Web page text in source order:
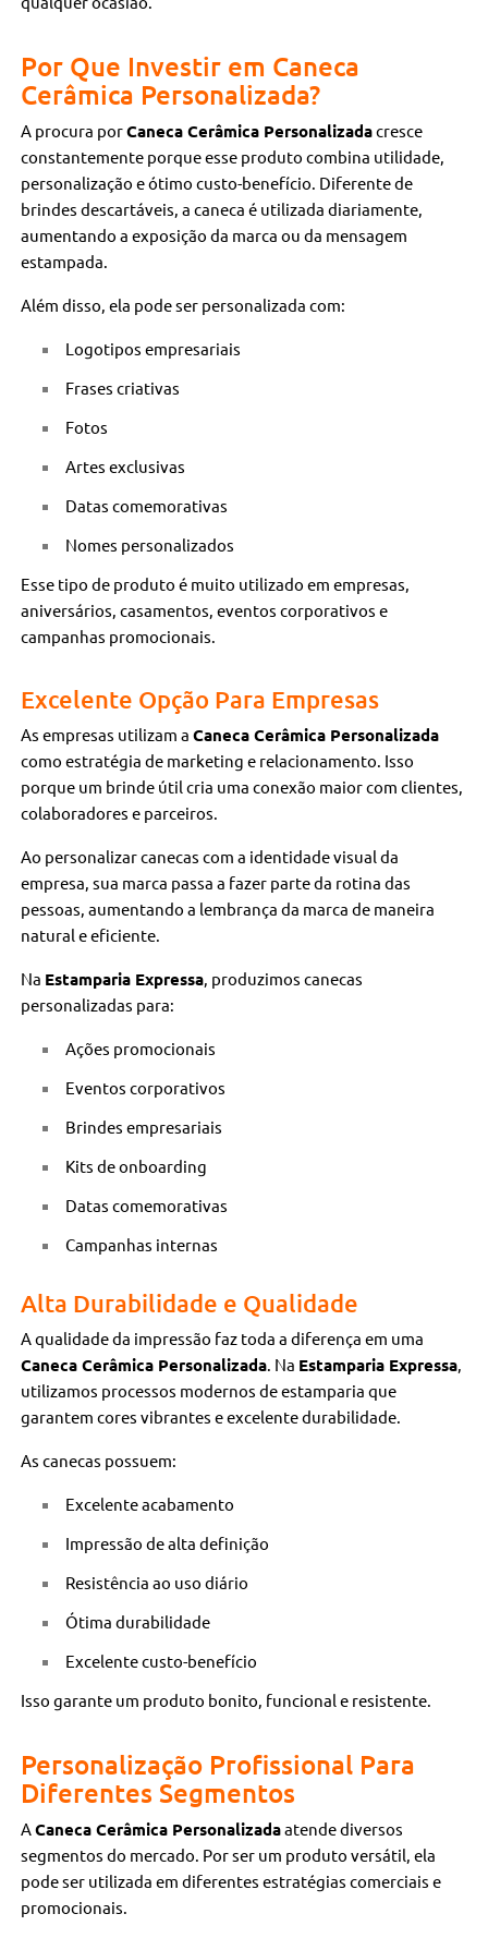
Por Que Investir em Caneca
Cerâmica Personalizada?
A procura porCaneca Cerâmica Personalizadacresce
constantemente porque esse produto combina utilidade,
personalização e ótimo custo-benefício. Diferente de
brindes descartáveis, a caneca é utilizada diariamente,
aumentando a exposição da marca ou da mensagem
estampada.
Além disso, ela pode ser personalizada com:
Logotipos empresariais
Frases criativas
Fotos
Artes exclusivas
Datas comemorativas
Nomes personalizados
Esse tipo de produto é muito utilizado em empresas,
aniversários, casamentos, eventos corporativos e
campanhas promocionais.
Excelente Opção Para Empresas
As empresas utilizam aCaneca Cerâmica Personalizada
como estratégia de marketing e relacionamento. Isso
porque um brinde útil cria uma conexão maior com clientes,
colaboradores e parceiros.
Ao personalizar canecas com a identidade visual da
empresa, sua marca passa a fazer parte da rotina das
pessoas, aumentando a lembrança da marca de maneira
natural e eficiente.
Na Estamparia Expressa, produzimos canecas
personalizadas para:
Ações promocionais
Eventos corporativos
Brindes empresariais
Kits de onboarding
Datas comemorativas
Campanhas internas
Alta Durabilidade e Qualidade
A qualidade da impressão faz toda a diferença em uma
Caneca Cerâmica Personalizada. Na Estamparia Expressa,
utilizamos processos modernos de estamparia que
garantem cores vibrantes e excelente durabilidade.
As canecas possuem:
Excelente acabamento
Impressão de alta definição
Resistência ao uso diário
Ótima durabilidade
Excelente custo-benefício
Isso garante um produto bonito, funcional e resistente.
Personalização Profissional Para
Diferentes Segmentos
ACaneca Cerâmica Personalizadaatende diversos
segmentos do mercado. Por ser um produto versátil, ela
pode ser utilizada em diferentes estratégias comerciais e
promocionais.